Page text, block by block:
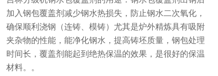
加入钢包覆盖剂减少钢水热损失，防止钢水二次氧化，
确保顺利浇钢（连铸、模铸）尤其是炉外精炼具有吸附
夹杂物的性能，能净化钢水，提高铸坯质量，钢包处理
时间长，覆盖剂能起到绝热保温的效果，是很好的保温
材料。。